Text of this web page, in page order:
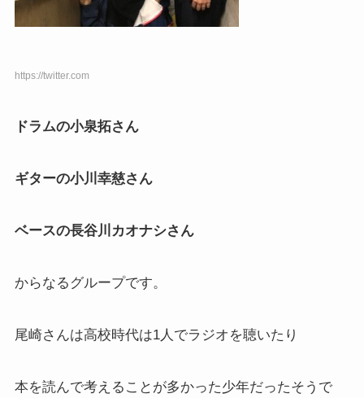
https://twitter.com
ドラムの小泉拓さん
ギターの小川幸慈さん
ベースの長谷川カオナシさん
からなるグループです。
尾崎さんは高校時代は1人でラジオを聴いたり
本を読んで考えることが多かった少年だったそうで